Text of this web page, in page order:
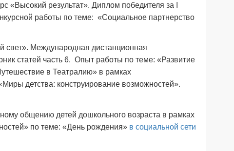
«Высокий результат». Диплом победителя за I
работы по теме: «Социальное партнерство
свет». Международная дистанционная
статей часть 6. Опыт работы по теме: «Развитие
в Театралию» в рамках
детства: конструирование возможностей».
общению детей дошкольного возраста в рамках
по теме: «День рождения» в социальной сети